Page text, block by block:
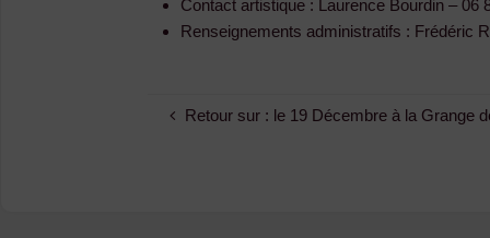
Contact artistique : Laurence Bourdin – 06
Renseignements administratifs : Frédéric
Retour sur : le 19 Décembre à la Grange